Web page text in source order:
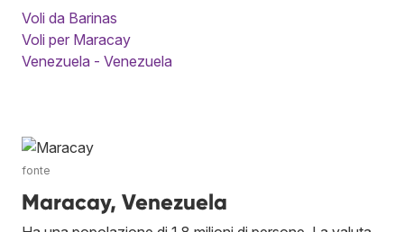
Voli da Barinas
Voli per Maracay
Venezuela - Venezuela
fonte
Maracay, Venezuela